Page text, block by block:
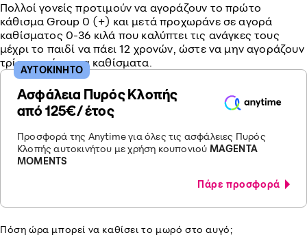
Πολλοί γονείς προτιμούν να αγοράζουν το πρώτο
κάθισμα Group 0 (+) και μετά προχωράνε σε αγορά
καθίσματος 0-36 κιλά που καλύπτει τις ανάγκες τους
μέχρι το παιδί να πάει 12 χρονών, ώστε να μην αγοράζουν
τρία και τέσσερα καθίσματα.
Ασφάλεια Πυρός Κλοπής
από 125€/ έτος
Προσφορά της Anytime για όλες τις ασφάλειες Πυρός
Κλοπής αυτοκινήτου με χρήση κουπονιού MAGENTA
MOMENTS
Πάρε προσφορά
ΑΥΤΟΚΙΝΗΤΟ
Πόση ώρα μπορεί να καθίσει το μωρό στο αυγό;